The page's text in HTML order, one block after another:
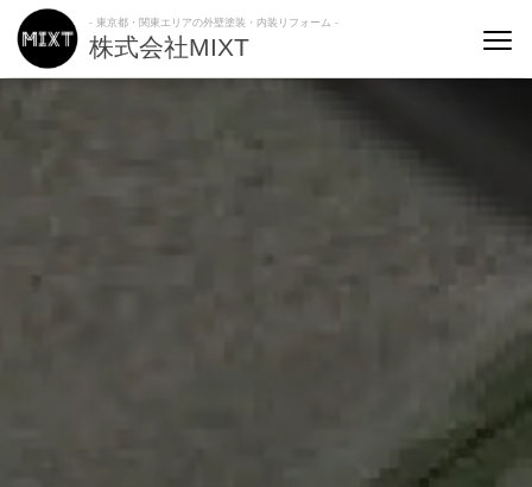
- 東京都・関東エリアの外壁塗装・内装リフォーム -
株式会社MIXT